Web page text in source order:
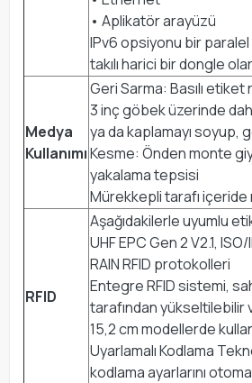
• Aplikatör arayüzü
IPv6 opsiyonu bir paralel
takılı harici bir dongle
Medya
Kullanımı
Geri Sarma: Basılı etiket
3 inç göbek üzerinde
ya da kaplamayı soyup,
Kesme: Önden monte
yakalama tepsisi
Mürekkepli tarafı
RFID
Aşağıdakilerle uyumlu
UHF EPC Gen 2 V2.1,
RAIN RFID protokolleri
Entegre RFID sistemi,
tarafından yükseltilebilir
15,2 cm modellerde
Uyarlamalı Kodlama
kodlama ayarlarını